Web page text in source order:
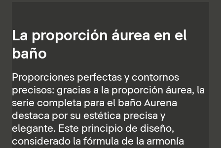
La proporción áurea en el
baño
Proporciones perfectas y contornos
precisos: gracias a la proporción áurea, la
serie completa para el baño Aurena
destaca por su estética precisa y
elegante. Este principio de diseño,
considerado la fórmula de la armonía